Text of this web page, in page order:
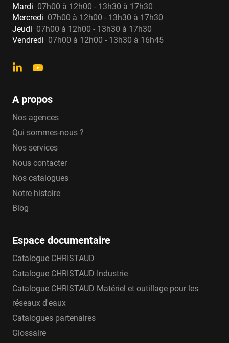
Mardi 07h00 à 12h00 - 13h30 à 17h30
Mercredi 07h00 à 12h00 - 13h30 à 17h30
Jeudi 07h00 à 12h00 - 13h30 à 17h30
Vendredi 07h00 à 12h00 - 13h30 à 16h45
A propos
Nos agences
Qui sommes-nous ?
Nos services
Nous contacter
Nos catalogues
Notre histoire
Blog
Espace documentaire
Catalogue CHRISTAUD
Catalogue CHRISTAUD Industrie
Catalogue CHRISTAUD Matériel et outillage pour les
réseaux d'eaux
Catalogues partenaires
Glossaire